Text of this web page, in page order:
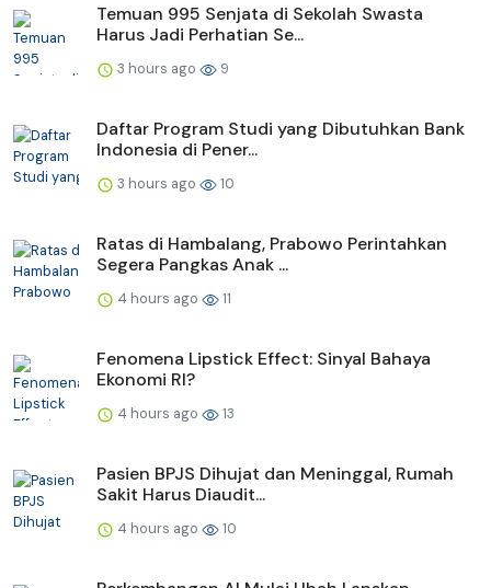
Temuan 995 Senjata di Sekolah Swasta
Harus Jadi Perhatian Se...
3 hours ago 9
Daftar Program Studi yang Dibutuhkan Bank
Indonesia di Pener...
3 hours ago 10
Ratas di Hambalang, Prabowo Perintahkan
Segera Pangkas Anak ...
4 hours ago 11
Fenomena Lipstick Effect: Sinyal Bahaya
Ekonomi RI?
4 hours ago 13
Pasien BPJS Dihujat dan Meninggal, Rumah
Sakit Harus Diaudit...
4 hours ago 10